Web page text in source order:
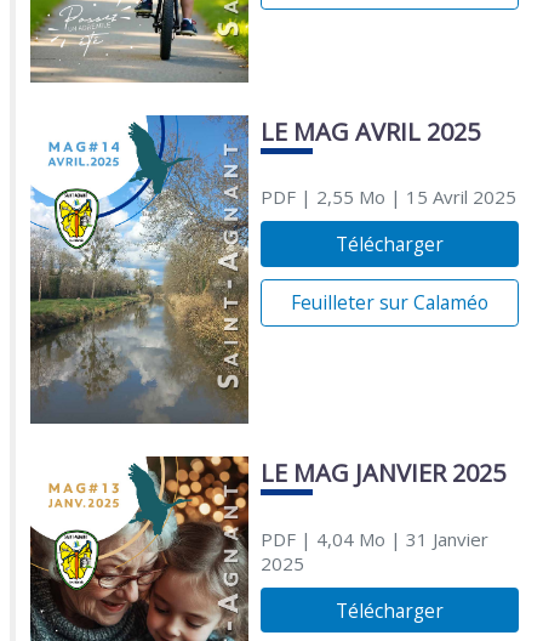
LE MAG AVRIL 2025
PDF| 2,55 Mo | 15 Avril 2025
Télécharger
Feuilleter sur Calaméo
LE MAG JANVIER 2025
PDF| 4,04 Mo | 31 Janvier
2025
Télécharger